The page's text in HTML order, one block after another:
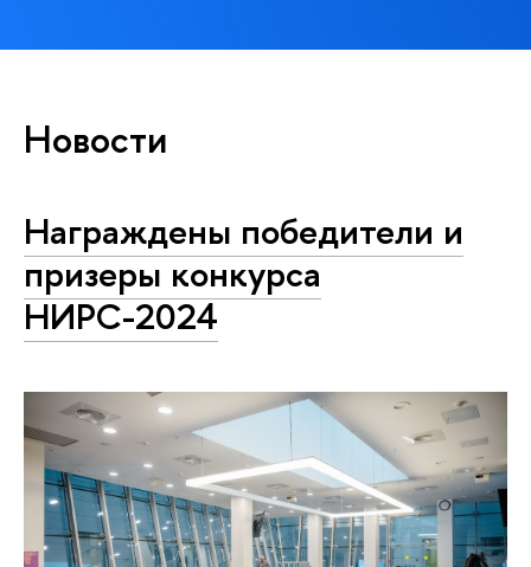
Новости
Награждены победители и
призеры конкурса
НИРС-2024